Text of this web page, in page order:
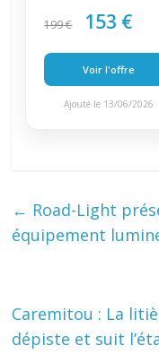
199 € 153 €
Voir l'offre
Ajouté le 13/06/2026
← Road-Light
équipement
Caremitou : La
dépiste et suit